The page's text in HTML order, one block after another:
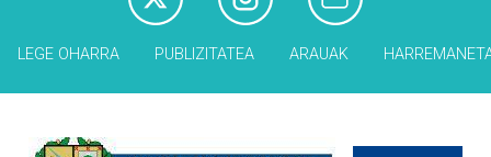
LEGE OHARRA PUBLIZITATEA ARAUAK